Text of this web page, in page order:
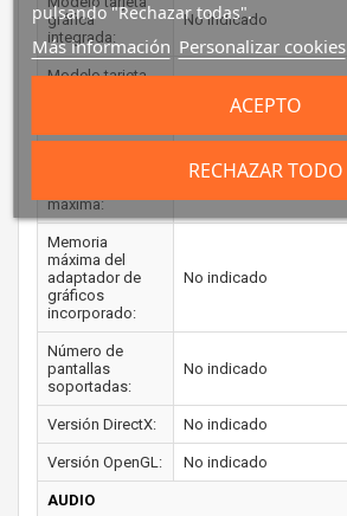
gráfica
integrada:
No indicado
Modelo tarjeta
máxima:
Memoria
máxima del
adaptador de
gráficos
incorporado:
No indicado
Número de
pantallas
soportadas:
No indicado
Versión DirectX: No indicado
Versión OpenGL: No indicado
AUDIO
pulsando "Rechazar todas".
Más información Personalizar cookies
RECHAZAR TODO
ACEPTO